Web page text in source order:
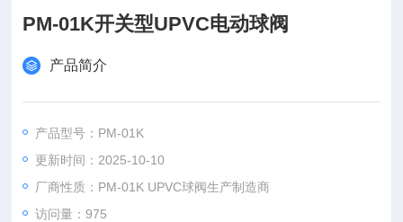
PM-01K开关型UPVC电动球阀
产品简介
产品型号：PM-01K
更新时间：2025-10-10
厂商性质：PM-01K UPVC球阀生产制造商
访问量：975